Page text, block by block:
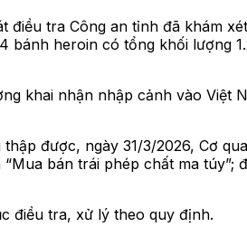
điều tra Công an tỉnh đã khám
bánh heroin có tổng khối lượng
khai nhận nhập cảnh vào Việt
được, ngày 31/3/2026, Cơ
bán trái phép chất ma
điều tra, xử lý theo quy định.